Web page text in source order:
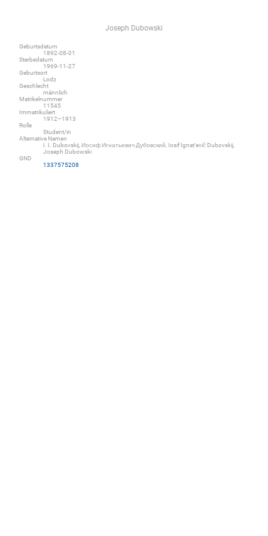
Joseph Dubowski
Geburtsdatum
1892-08-01
Sterbedatum
1969-11-27
Geburtsort
Lodz
Geschlecht
männlich
Matrikelnummer
11545
Immatrikuliert
1912–1913
Rolle
Student/in
Alternative Namen
I. I. Dubovskij, Иосиф Игнатьевич Дубовский, Iosif Ignatʹevič Dubovskij,
Joseph Dubowski
GND
1337575208